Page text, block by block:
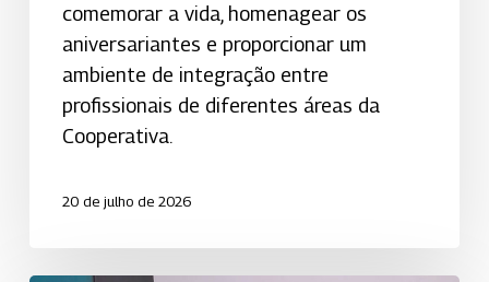
comemorar a vida, homenagear os
aniversariantes e proporcionar um
ambiente de integração entre
profissionais de diferentes áreas da
Cooperativa.
20 de julho de 2026